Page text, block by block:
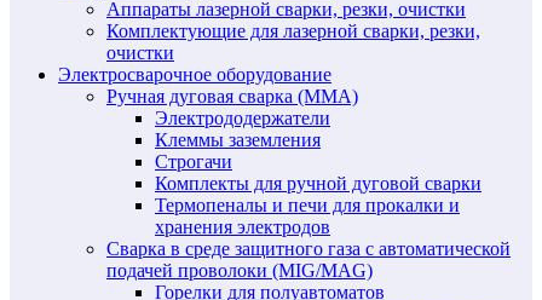
Аппараты лазерной сварки, резки, очистки
Комплектующие для лазерной сварки, резки,
очистки
Электросварочное оборудование
Ручная дуговая сварка (MMA)
Электрододержатели
Клеммы заземления
Строгачи
Комплекты для ручной дуговой сварки
Термопеналы и печи для прокалки и
хранения электродов
Сварка в среде защитного газа с автоматической
подачей проволоки (MIG/MAG)
Горелки для полуавтоматов